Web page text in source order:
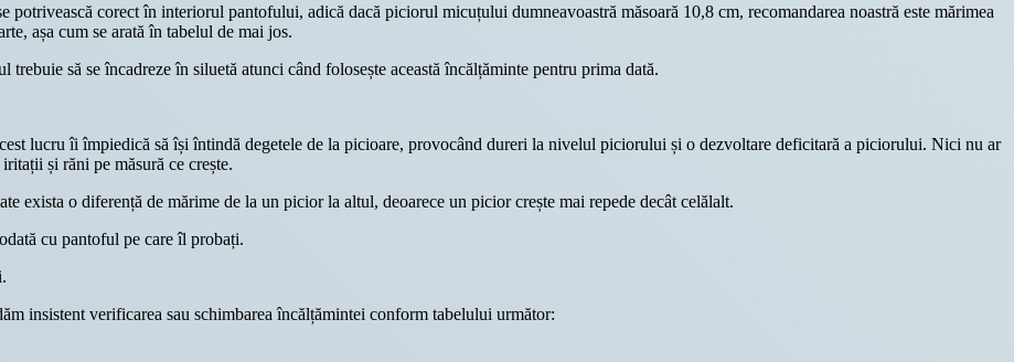
corect în interiorul pantofului, adică dacă piciorul micuțului dumneavoastră măsoară 10,8 cm, recomandarea noastră este mărimea
așa cum se arată în tabelul de mai jos.
să se încadreze în siluetă atunci când folosește această încălțăminte pentru prima dată.
lucru îi împiedică să își întindă degetele de la picioare, provocând dureri la nivelul piciorului și o dezvoltare deficitară a piciorului. Nici nu ar
și răni pe măsură ce crește.
exista o diferență de mărime de la un picior la altul, deoarece un picior crește mai repede decât celălalt.
cu pantoful pe care îl probați.
insistent verificarea sau schimbarea încălțămintei conform tabelului următor: